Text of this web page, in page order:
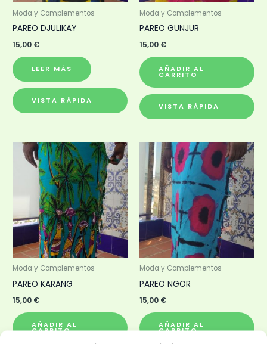
Moda y Complementos
PAREO DJULIKAY
15,00 €
LEER MÁS
VISTA RÁPIDA
Moda y Complementos
PAREO GUNJUR
15,00 €
AÑADIR AL
CARRITO
VISTA RÁPIDA
Moda y Complementos
PAREO KARANG
15,00 €
AÑADIR AL
CARRITO
Moda y Complementos
PAREO NGOR
15,00 €
AÑADIR AL
CARRITO